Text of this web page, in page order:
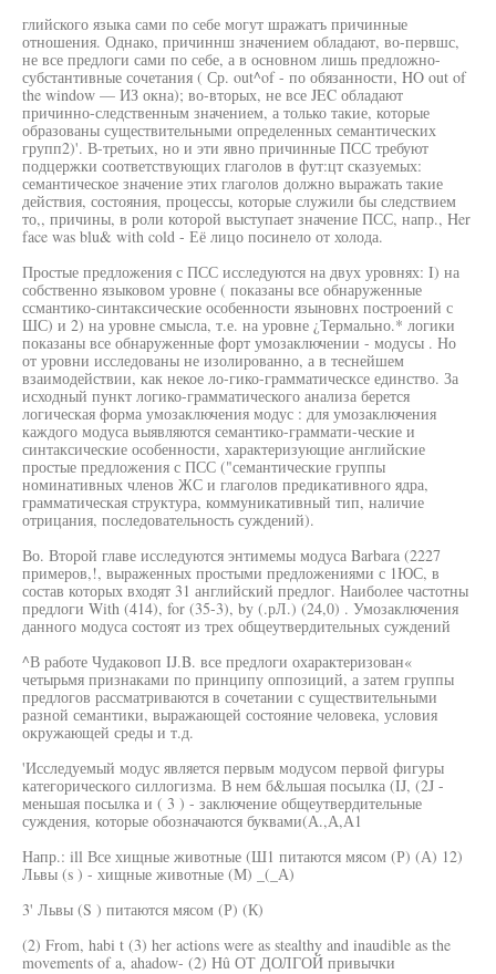
глийского языка сами по себе могут шражатъ причинные
отношения. Однако, причиннш значением обладают, во-первшс,
не все предлоги сами по себе, а в основном лишь предложно-
субстантивные сочетания ( Ср. out^of - по обязанности, HO out of
the window — ИЗ окна); во-вторых, не все JEC обладают
причинно-следственным значением, а только такие, которые
образованы существительными определенных семантических
групп2)'. В-третьих, но и эти явно причинные ПСС требуют
подцержки соответствующих глаголов в фут:цт сказуемых:
семантическое значение этих глаголов должно выражать такие
действия, состояния, процессы, которые служили бы следствием
то,, причины, в роли которой выступает значение ПСС, напр., Her
face was blu& with cold - Её лицо посинело от холода.
Простые предложения с ПСС исследуются на двух уровнях: I) на
собственно языковом уровне ( показаны все обнаруженные
ссмантико-синтаксические особенности языновнх построений с
ШС) и 2) на уровне смысла, т.е. на уровне ¿Термально.* логики
показаны все обнаруженные форт умозаключении - модусы . Но
от уровни исследованы не изолированно, а в теснейшем
взаимодействии, как некое ло-гико-грамматическсе единство. За
исходный пункт логико-грамматического анализа берется
логическая форма умозаключения модус : для умозаключения
каждого модуса выявляются семантико-граммати-ческие и
синтаксические особенности, характеризующие английские
простые предложения с ПСС ("семантические группы
номинативных членов ЖС и глаголов предикативного ядра,
грамматическая структура, коммуникативный тип, наличие
отрицания, последовательность суждений).
Во. Второй главе исследуются энтимемы модуса Barbara (2227
примеров,!, выраженных простыми предложениями с 1ЮС, в
состав которых входят 31 английский предлог. Наиболее частотны
предлоги With (414), for (35-3), by (.рЛ.) (24,0) . Умозаключения
данного модуса состоят из трех общеутвердительных суждений
^В работе Чудаковоп IJ.B. все предлоги охарактеризован«
четырьмя признаками по принципу оппозиций, а затем группы
предлогов рассматриваются в сочетании с существительными
разной семантики, выражающей состояние человека, условия
окружающей среды и т.д.
'Исследуемый модус является первым модусом первой фигуры
категорического силлогизма. В нем б&льшая посылка (IJ, (2J -
меньшая посылка и ( 3 ) - заключение общеутвердительные
суждения, которые обозначаются буквами(А.,А,А1
Напр.: ill Все хищные животные (Ш1 питаются мясом (Р) (А) 12)
Львы (s ) - хищные животные (М) _(_А)
3' Львы (S ) питаются мясом (Р) (К)
(2) From, habi t (3) her actions were as stealthy and inaudible as the
movements of a, ahadow- (2) Hû ОТ ДОЛГОЙ привычки